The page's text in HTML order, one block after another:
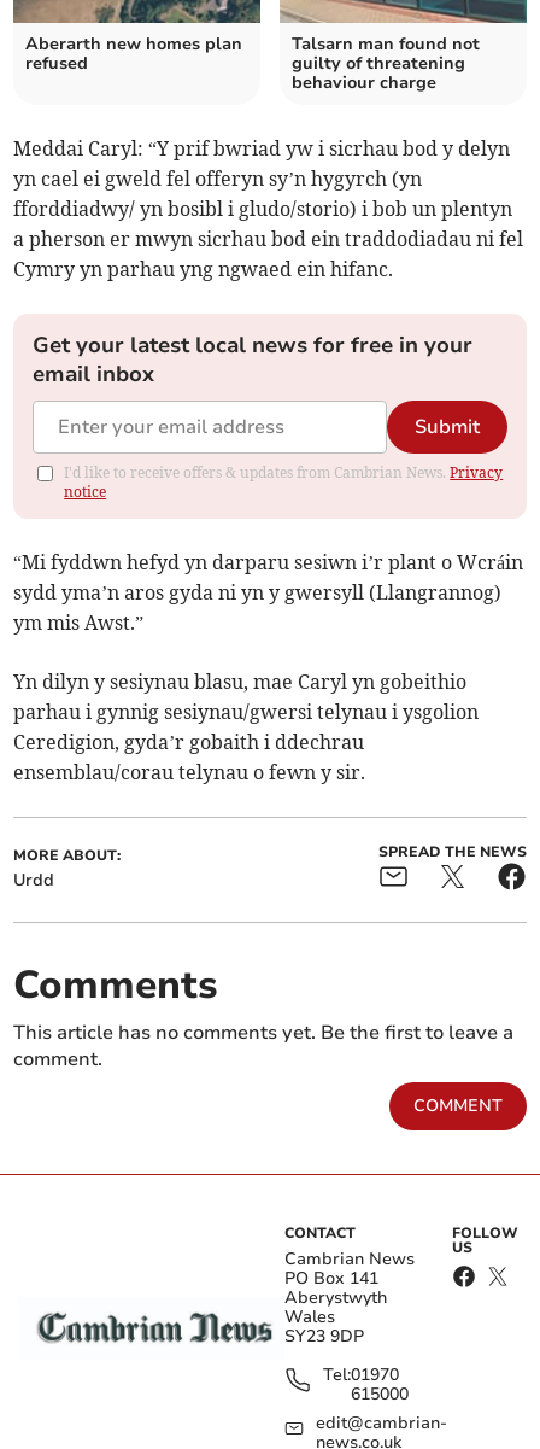
Aberarth new homes plan
refused
Talsarn man found not
guilty of threatening
behaviour charge
Meddai Caryl: “Y prif bwriad yw i sicrhau bod y delyn
yn cael ei gweld fel offeryn sy’n hygyrch (yn
fforddiadwy/ yn bosibl i gludo/storio) i bob un plentyn
a pherson er mwyn sicrhau bod ein traddodiadau ni fel
Cymry yn parhau yng ngwaed ein hifanc.
Get your latest local news for free in your
email inbox
Submit
I'd like to receive offers & updates from Cambrian News.Privacy
notice
“Mi fyddwn hefyd yn darparu sesiwn i’r plant o Wcráin
sydd yma’n aros gyda ni yn y gwersyll (Llangrannog)
ym mis Awst.”
Yn dilyn y sesiynau blasu, mae Caryl yn gobeithio
parhau i gynnig sesiynau/gwersi telynau i ysgolion
Ceredigion, gyda’r gobaith i ddechrau
ensemblau/corau telynau o fewn y sir.
MORE ABOUT:
Urdd
SPREAD THE NEWS
Comments
This article has no comments yet. Be the first to leave a
comment.
COMMENT
CONTACT
Cambrian News
PO Box 141
Aberystwyth
Wales
SY23 9DP
Tel:01970
615000
edit@cambrian-
news.co.uk
FOLLOW
US